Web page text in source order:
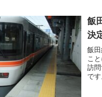
飯
決
飯
こ
訪
で